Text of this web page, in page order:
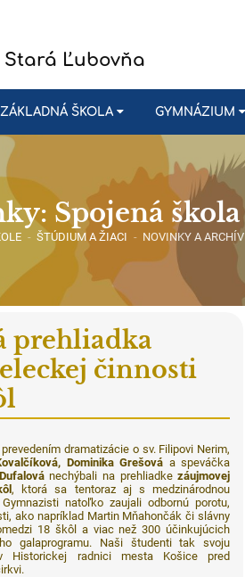
Stará Ľubovňa
ZÁKLADNÁ ŠKOLA GYMNÁZIUM
Spojená škola
- ŠTÚDIUM A ŽIACI - NOVINKY A ARCHÍV
prehliadka
činnosti
dramatizácie o sv. Filipovi Nerim,
Dominika Grešová a speváčka
nechýbali na prehliadkezáujmovej
, ktorá sa tentoraz aj s medzinárodnou
natoľko zaujali odbornú porotu,
ako napríklad Martin Mňahončák či slávny
18 škôl a viac než 300 účinkujúcich
galaprogramu. Naši študenti tak svoju
Historickej radnici mesta Košice pred